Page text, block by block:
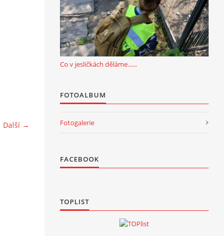
Další →
Co v jesličkách děláme......
FOTOALBUM
Fotogalerie
FACEBOOK
TOPLIST